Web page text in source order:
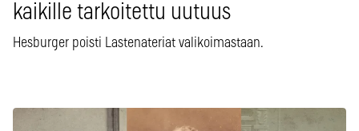
kaikille tarkoitettu uutuus
Hesburger poisti Lastenateriat valikoimastaan.